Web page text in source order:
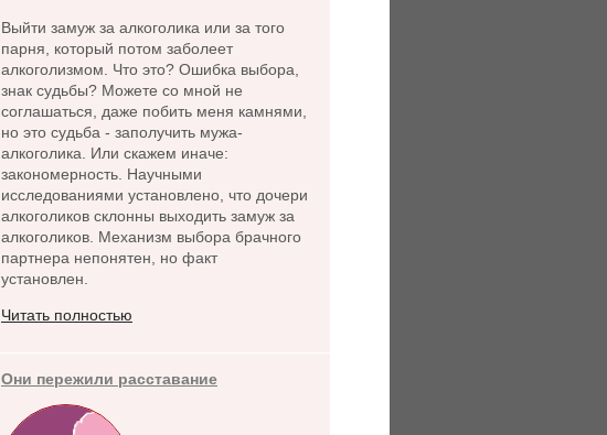
Выйти замуж за алкоголика или за того
парня, который потом заболеет
алкоголизмом. Что это? Ошибка выбора,
знак судьбы? Можете со мной не
соглашаться, даже побить меня камнями,
но это судьба - заполучить мужа-
алкоголика. Или скажем иначе:
закономерность. Научными
исследованиями установлено, что дочери
алкоголиков склонны выходить замуж за
алкоголиков. Механизм выбора брачного
партнера непонятен, но факт
установлен.
Читать полностью
Они пережили расставание